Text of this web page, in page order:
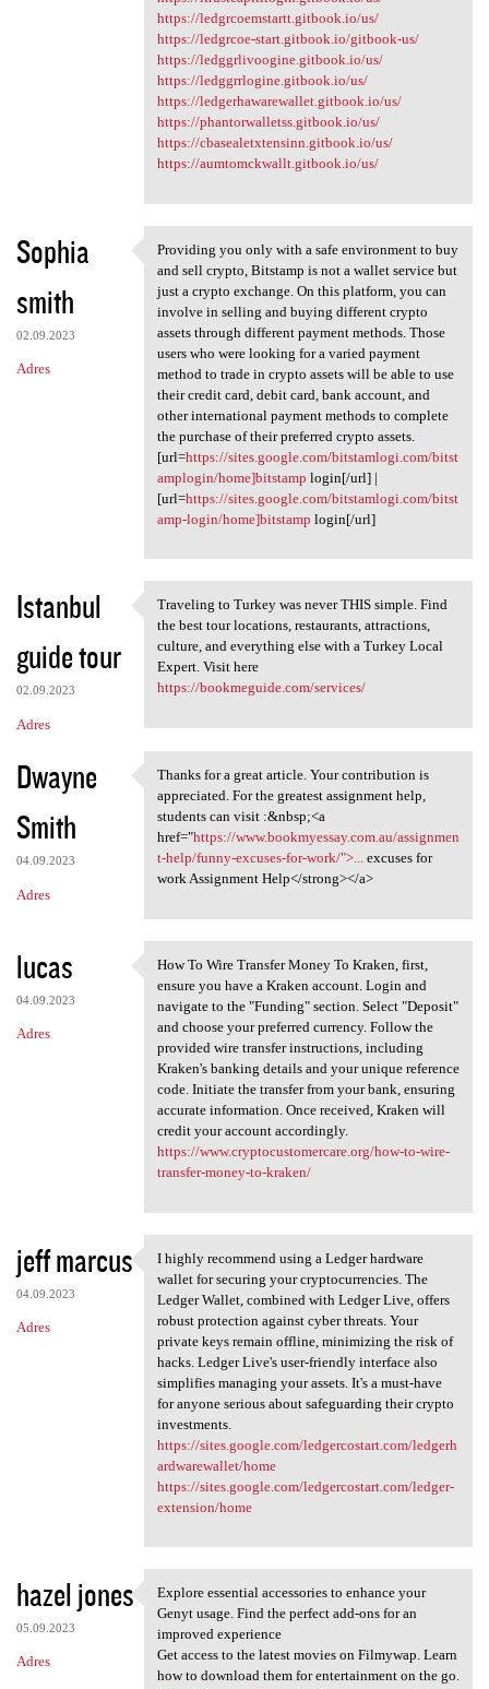
https://ledgrcoemstartt.gitbook.io/us/
https://ledgrcoe-start.gitbook.io/gitbook-us/
https://ledggrlivoogine.gitbook.io/us/
https://ledggrrlogine.gitbook.io/us/
https://ledgerhawarewallet.gitbook.io/us/
https://phantorwalletss.gitbook.io/us/
https://cbasealetxtensinn.gitbook.io/us/
https://aumtomckwallt.gitbook.io/us/
Sophia
smith
02.09.2023
Adres
Providing you only with a
Providing you only with a safe environment to buy
and sell crypto, Bitstamp is not a wallet service but
just a crypto exchange. On this platform, you can
involve in selling and buying different crypto
assets through different payment methods. Those
users who were looking for a varied payment
method to trade in crypto assets will be able to use
their credit card, debit card, bank account, and
other international payment methods to complete
the purchase of their preferred crypto assets.
[url=https://sites.google.com/bitstamlogi.com/bitst
amplogin/home]bitstamp login[/url] |
[url=https://sites.google.com/bitstamlogi.com/bitst
amp-login/home]bitstamp login[/url]
Istanbul
guide tour
02.09.2023
Adres
Traveling to Turkey was never
Traveling to Turkey was never THIS simple. Find
the best tour locations, restaurants, attractions,
culture, and everything else with a Turkey Local
Expert. Visit here
https://bookmeguide.com/services/
Dwayne
Smith
04.09.2023
Adres
Thanks for a great article.
Thanks for a great article. Your contribution is
appreciated. For the greatest assignment help,
students can visit :&nbsp;<a
href="https://www.bookmyessay.com.au/assignmen
t-help/funny-excuses-for-work/">...excuses for
work Assignment Help</strong></a>
lucas
04.09.2023
Adres
How To Wire Transfer Money To
How To Wire Transfer Money To Kraken, first,
ensure you have a Kraken account. Login and
navigate to the "Funding" section. Select "Deposit"
and choose your preferred currency. Follow the
provided wire transfer instructions, including
Kraken's banking details and your unique reference
code. Initiate the transfer from your bank, ensuring
accurate information. Once received, Kraken will
credit your account accordingly.
https://www.cryptocustomercare.org/how-to-wire-
transfer-money-to-kraken/
jeff marcus
04.09.2023
Adres
I highly recommend using a
I highly recommend using a Ledger hardware
wallet for securing your cryptocurrencies. The
Ledger Wallet, combined with Ledger Live, offers
robust protection against cyber threats. Your
private keys remain offline, minimizing the risk of
hacks. Ledger Live's user-friendly interface also
simplifies managing your assets. It's a must-have
for anyone serious about safeguarding their crypto
investments.
https://sites.google.com/ledgercostart.com/ledgerh
ardwarewallet/home
https://sites.google.com/ledgercostart.com/ledger-
extension/home
hazel jones
05.09.2023
Adres
Explore essential accessories
Explore essential accessories to enhance your
Genyt usage. Find the perfect add-ons for an
improved experience
Get access to the latest movies on Filmywap. Learn
how to download them for entertainment on the go.